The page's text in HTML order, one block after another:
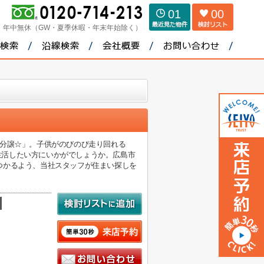
年中無休（GW・夏季休暇・年末年始除く）
01 00
譲☆」。子供がのびのび走り回れる
したい方にいかがでしょうか。広島市
るよう、当社スタッフが住まい探しを